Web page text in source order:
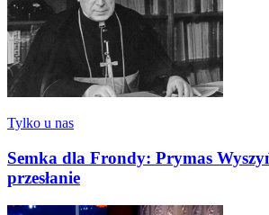
Tylko u nas
Semka dla Frondy: Prymas
przesłanie